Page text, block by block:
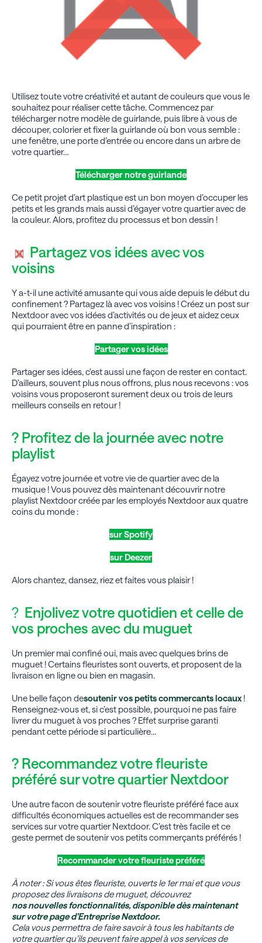
Utilisez toute votre créativité et autant de couleurs que vous le
souhaitez pour réaliser cette tâche. Commencez par
télécharger notre modèle de guirlande, puis libre à vous de
découper, colorier et fixer la guirlande où bon vous semble :
une fenêtre, une porte d’entrée ou encore dans un arbre de
votre quartier…
Télécharger notre guirlande
Ce petit projet d’art plastique est un bon moyen d’occuper les
petits et les grands mais aussi d’égayer votre quartier avec de
la couleur. Alors, profitez du processus et bon dessin !
Partagez vos idées avec vos
voisins
Y a-t-il une activité amusante quivous aide depuis le début du
confinement? Partagez là avec vos voisins ! Créez un post sur
Nextdoor avec vos idées d’activités ou de jeux et aidez ceux
qui pourraient être en panne d’inspiration :
Partager vos idées
Partager ses idées, c’est aussi une façon de rester en contact.
D’ailleurs, souvent plus nous offrons, plus nous recevons : vos
voisins vous proposeront surement deux ou trois de leurs
meilleurs conseils en retour !
? Profitez de la journée avec notre
playlist
Égayez votre journée et votre vie de quartier avec de la
musique ! Vous pouvez dès maintenant découvrir notre
playlist Nextdoor créée par les employés Nextdoor aux quatre
coins du monde :
sur Spotify
sur Deezer
Alors chantez, dansez, riez et faites vous plaisir !
? Enjolivez votre quotidien et celle de
vos proches avec du muguet
Un premier mai confiné oui, mais avec quelques brins de
muguet ! Certains fleuristes sont ouverts, et proposent de la
livraison en ligne ou bien en magasin.
Une belle façon desoutenir vos petits commercants locaux !
Renseignez-vous et, si c’est possible, pourquoi ne pas faire
livrer du muguet à vos proches ? Effet surprise garanti
pendant cette période si particulière…
? Recommandez votre fleuriste
préféré sur votre quartier Nextdoor
Une autre facon de soutenir votre fleuriste préféré face aux
difficultés économiques actuelles est de recommander ses
services sur votre quartier Nextdoor. C’est très facile et ce
geste permet de soutenir vos petits commerçants préférés !
Recommander votre fleuriste préféré
À noter : Si vous êtes fleuriste, ouverts le 1er mai et que vous
proposez des livraisons de muguet, découvrez
nos nouvelles fonctionnalités, disponible dès maintenant
sur votre page d’Entreprise Nextdoor.
Cela vous permettra de faire savoir à tous les habitants de
votre quartier qu’ils peuvent faire appel à vos services de